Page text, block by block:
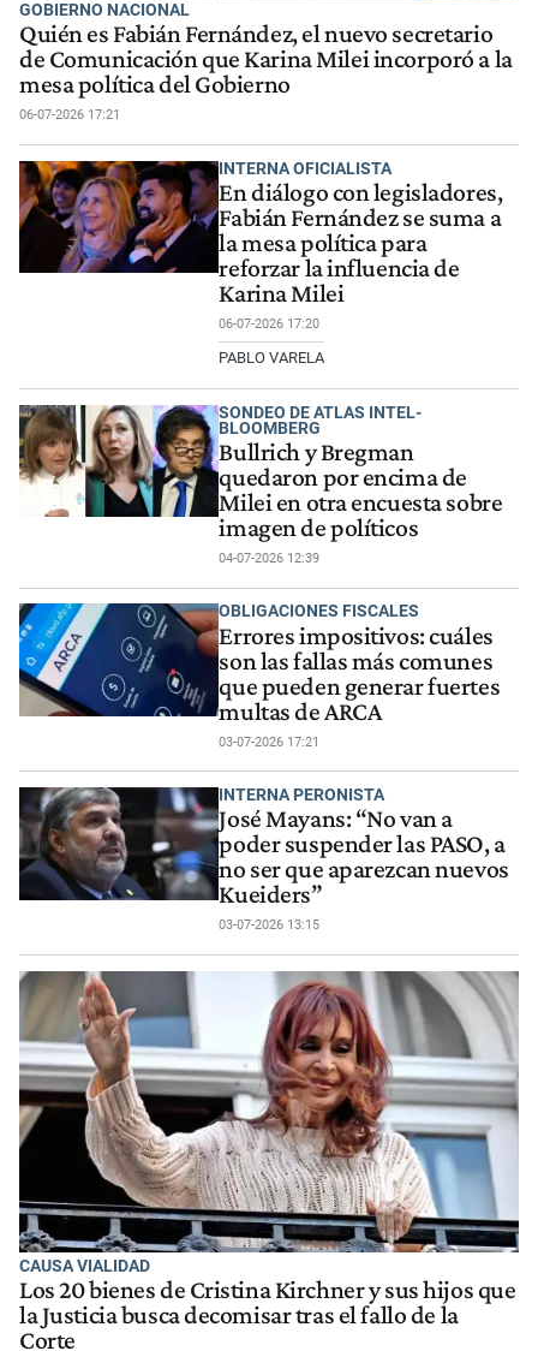
GOBIERNO NACIONAL
Quién es Fabián Fernández, el nuevo secretario
de Comunicación que Karina Milei incorporó a la
mesa política del Gobierno
06-07-2026 17:21
INTERNA OFICIALISTA
En diálogo con legisladores,
Fabián Fernández se suma a
la mesa política para
reforzar la influencia de
Karina Milei
06-07-2026 17:20
PABLO VARELA
SONDEO DE ATLAS INTEL-
BLOOMBERG
Bullrich y Bregman
quedaron por encima de
Milei en otra encuesta sobre
imagen de políticos
04-07-2026 12:39
OBLIGACIONES FISCALES
Errores impositivos: cuáles
son las fallas más comunes
que pueden generar fuertes
multas de ARCA
03-07-2026 17:21
INTERNA PERONISTA
José Mayans: “No van a
poder suspender las PASO, a
no ser que aparezcan nuevos
Kueiders”
03-07-2026 13:15
CAUSA VIALIDAD
Los 20 bienes de Cristina Kirchner y sus hijos que
la Justicia busca decomisar tras el fallo de la
Corte